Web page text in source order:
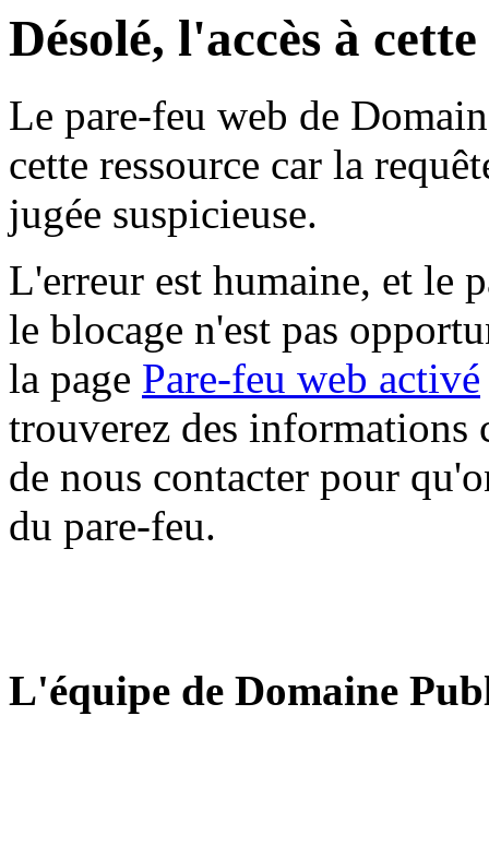
Désolé, l'accès à
Le pare-feu web de
cette ressource car la
jugée suspicieuse.
L'erreur est humaine, et le
le blocage n'est pas
la page Pare-feu web activé
trouverez des informations
de nous contacter pour
du pare-feu.
L'équipe de Domaine